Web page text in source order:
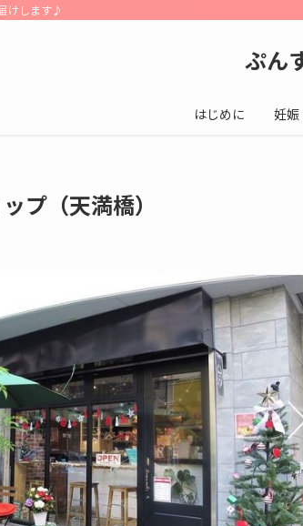
けします♪
ぷん
はじめに 妊娠
プ（天満橋）